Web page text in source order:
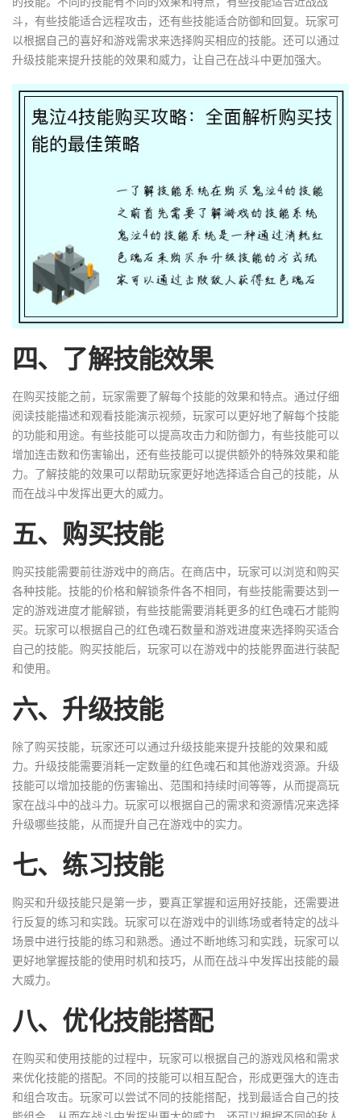
斗，有些技能适合远程攻击，还有些技能适合防御和回复。玩家可
以根据自己的喜好和游戏需求来选择购买相应的技能。还可以通过
升级技能来提升技能的效果和威力，让自己在战斗中更加强大。
四、了解技能效果
在购买技能之前，玩家需要了解每个技能的效果和特点。通过仔细
阅读技能描述和观看技能演示视频，玩家可以更好地了解每个技能
的功能和用途。有些技能可以提高攻击力和防御力，有些技能可以
增加连击数和伤害输出，还有些技能可以提供额外的特殊效果和能
力。了解技能的效果可以帮助玩家更好地选择适合自己的技能，从
而在战斗中发挥出更大的威力。
五、购买技能
购买技能需要前往游戏中的商店。在商店中，玩家可以浏览和购买
各种技能。技能的价格和解锁条件各不相同，有些技能需要达到一
定的游戏进度才能解锁，有些技能需要消耗更多的红色魂石才能购
买。玩家可以根据自己的红色魂石数量和游戏进度来选择购买适合
自己的技能。购买技能后，玩家可以在游戏中的技能界面进行装配
和使用。
六、升级技能
除了购买技能，玩家还可以通过升级技能来提升技能的效果和威
力。升级技能需要消耗一定数量的红色魂石和其他游戏资源。升级
技能可以增加技能的伤害输出、范围和持续时间等等，从而提高玩
家在战斗中的战斗力。玩家可以根据自己的需求和资源情况来选择
升级哪些技能，从而提升自己在游戏中的实力。
七、练习技能
购买和升级技能只是第一步，要真正掌握和运用好技能，还需要进
行反复的练习和实践。玩家可以在游戏中的训练场或者特定的战斗
场景中进行技能的练习和熟悉。通过不断地练习和实践，玩家可以
更好地掌握技能的使用时机和技巧，从而在战斗中发挥出技能的最
大威力。
八、优化技能搭配
在购买和使用技能的过程中，玩家可以根据自己的游戏风格和需求
来优化技能的搭配。不同的技能可以相互配合，形成更强大的连击
和组合攻击。玩家可以尝试不同的技能搭配，找到最适合自己的技